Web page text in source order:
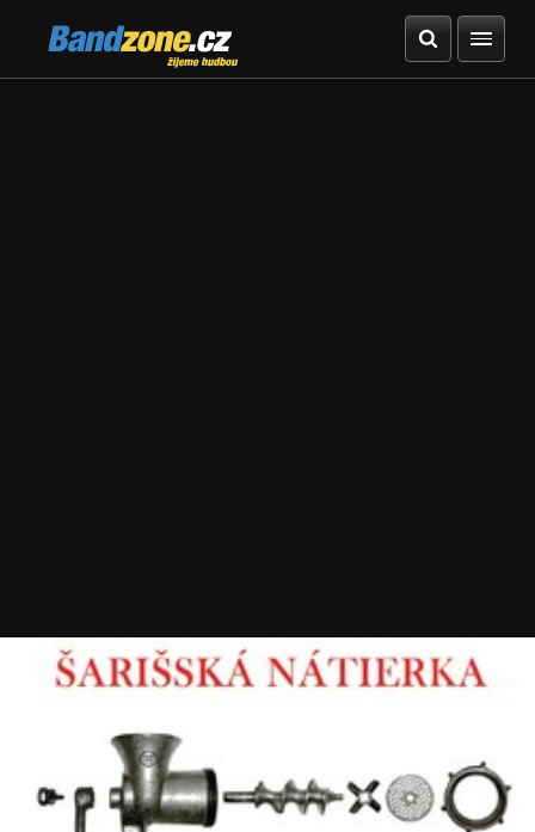
Bandzone.cz
žijeme hudbou